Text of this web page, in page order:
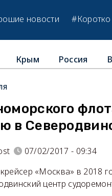
новости #Коротко
Крым Россия
в
07/02/2017 - 09:34
«Москва» в 2018
центр